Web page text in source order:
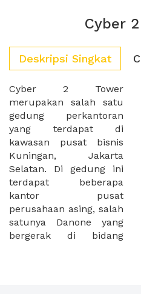
Cyber
Deskripsi Singkat
Cyber 2 Tower
merupakan salah satu
gedung perkantoran
yang terdapat di
kawasan pusat bisnis
Kuningan, Jakarta
Selatan. Di gedung ini
terdapat beberapa
kantor pusat
perusahaan asing, salah
satunya Danone yang
bergerak di bidang
industri makanan dan
minuman. Cyber 2
Tower terletak sangat
strategis dikarenakan
dekat dengan Lotte
Shopping Avenue,
Kuningan City dan juga
Eighty8 Office Tower.
Selain itu juga dekat
dengan Gama Tower,